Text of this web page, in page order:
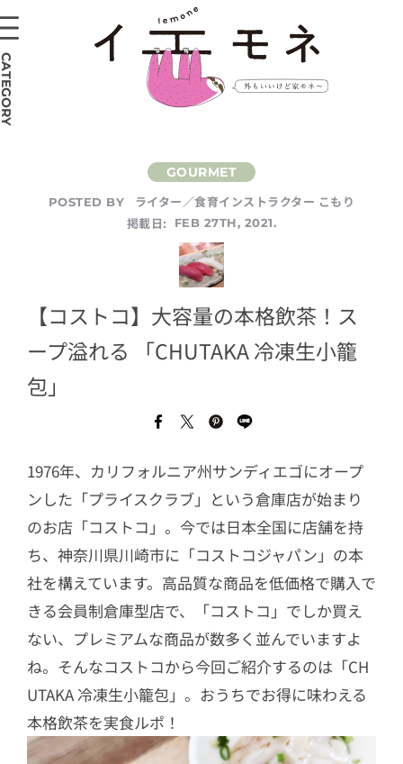
POSTED BY
ライター／食育インストラクター こもり
掲載日:
FEB 27TH, 2021.
【コストコ】大容量の本格飲茶！ス
ープ溢れる 「CHUTAKA 冷凍生小籠
包」
1976年、カリフォルニア州サンディエゴにオープ
ンした「プライスクラブ」という倉庫店が始まり
のお店「コストコ」。今では日本全国に店舗を持
ち、神奈川県川崎市に「コストコジャパン」の本
社を構えています。高品質な商品を低価格で購入で
きる会員制倉庫型店で、「コストコ」でしか買え
ない、プレミアムな商品が数多く並んでいますよ
ね。そんなコストコから今回ご紹介するのは「CH
UTAKA 冷凍生小籠包」。おうちでお得に味わえる
本格飲茶を実食ルポ！